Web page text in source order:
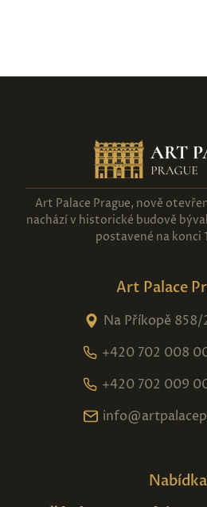
Art Palace Prague, nově
nachází v historické budově
postavené na konci
Art Palace
Na Příkopě 858/
+420 702 008
+420 702 009
Nabídka